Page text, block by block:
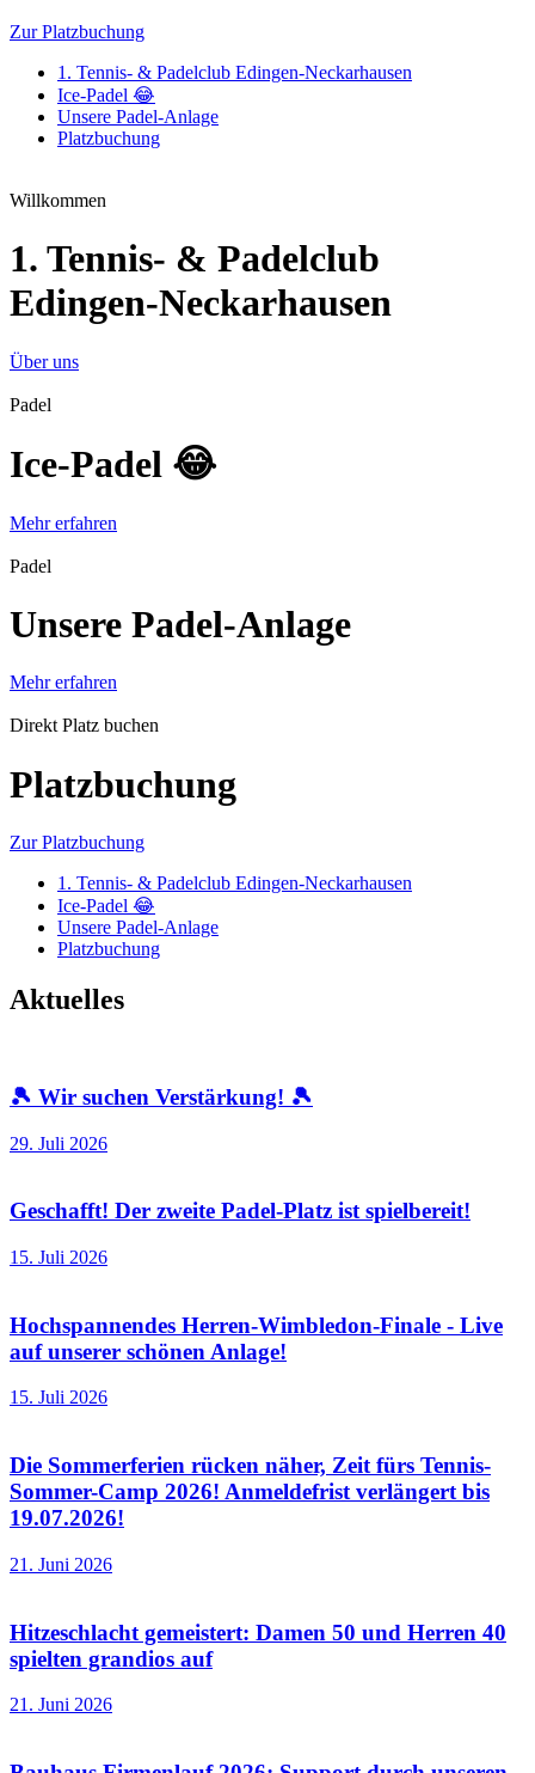
Zur Platzbuchung
1. Tennis- & Padelclub Edingen-Neckarhausen
Ice-Padel 😂
Unsere Padel-Anlage
Platzbuchung
Willkommen
1. Tennis- & Padelclub
Edingen-Neckarhausen
Über uns
Padel
Ice-Padel 😂
Mehr erfahren
Padel
Unsere Padel-Anlage
Mehr erfahren
Direkt Platz buchen
Platzbuchung
Zur Platzbuchung
1. Tennis- & Padelclub Edingen-Neckarhausen
Ice-Padel 😂
Unsere Padel-Anlage
Platzbuchung
Aktuelles
🎾 Wir suchen Verstärkung! 🎾
29. Juli 2026
Geschafft! Der zweite Padel-Platz ist spielbereit!
15. Juli 2026
Hochspannendes Herren-Wimbledon-Finale - Live
auf unserer schönen Anlage!
15. Juli 2026
Die Sommerferien rücken näher, Zeit fürs Tennis-
Sommer-Camp 2026! Anmeldefrist verlängert bis
19.07.2026!
21. Juni 2026
Hitzeschlacht gemeistert: Damen 50 und Herren 40
spielten grandios auf
21. Juni 2026